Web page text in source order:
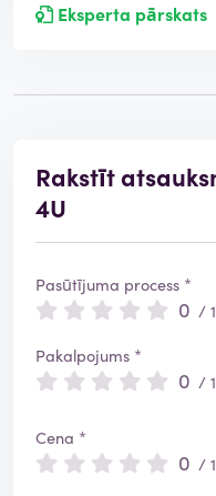
Eksperta pārskats
Rakstīt
4U
Pasūtījuma process *
0 /
Pakalpojums *
0 /
Cena *
0 /